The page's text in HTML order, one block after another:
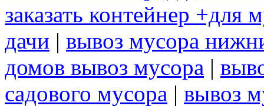
заказать контейнер +для
дачи | вывоз мусора
домов вывоз мусора |
садового мусора | вывоз